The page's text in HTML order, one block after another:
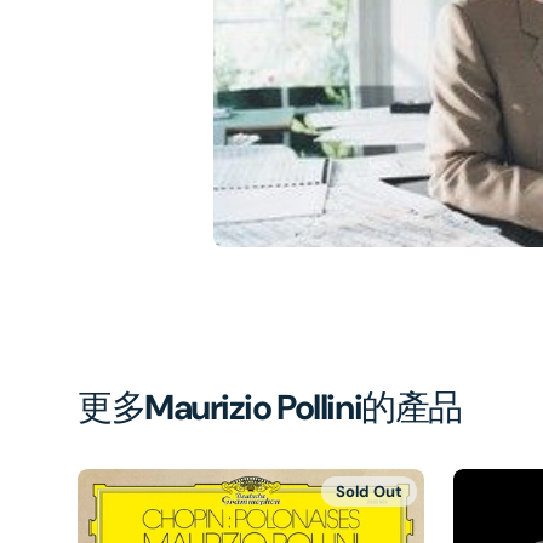
更多Maurizio Pollini的產品
Sold Out